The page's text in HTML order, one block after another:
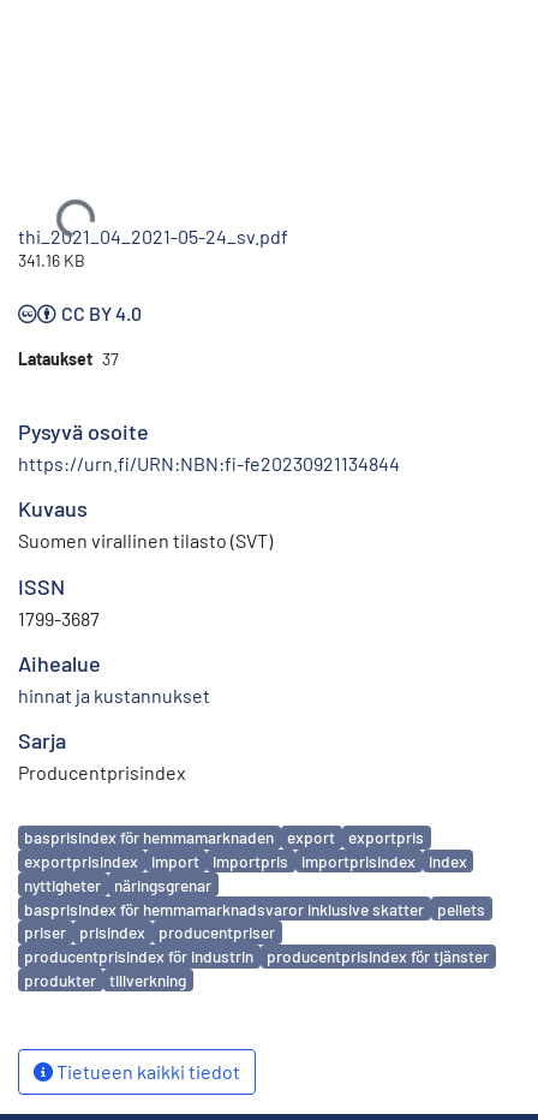
Ladataan...
thi_2021_04_2021-05-24_sv.pdf
341.16 KB
CC BY 4.0
Lataukset 37
Pysyvä osoite
https://urn.fi/URN:NBN:fi-fe20230921134844
Kuvaus
Suomen virallinen tilasto (SVT)
ISSN
1799-3687
Aihealue
hinnat ja kustannukset
Sarja
Producentprisindex
Avainsanat
basprisindex för hemmamarknaden export
exportpris
exportprisindex
import importpris importprisindex
index
nyttigheter
näringsgrenar
basprisindex för hemmamarknadsvaror inklusive skatter
pellets
priser
prisindex
producentpriser
producentprisindex för industrin
producentprisindex för tjänster
produkter
tillverkning
Tietueen kaikki tiedot